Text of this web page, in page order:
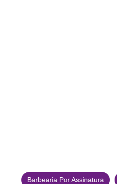
Barbearia Por Assinatura